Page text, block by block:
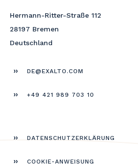
Hermann-Ritter-Straße 112
28197 Bremen
Deutschland
DE@EXALTO.COM
+49 421 989 703 10
DATEN­SCHUTZERKLÄRUNG
COOKIE-ANWEISUNG